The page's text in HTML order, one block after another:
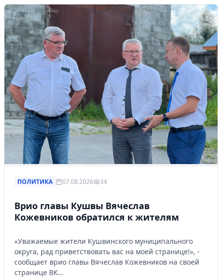
ПОЛИТИКА 07.08.2026 34
Врио главы Кушвы Вячеслав
Кожевников обратился к жителям
«Уважаемые жители Кушвинского муниципального
округа, рад приветствовать вас на моей странице!», -
сообщает врио главы Вячеслав Кожевников на своей
странице ВК…